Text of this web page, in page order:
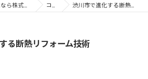
群馬のリフォームなら株式会社建築工房アイ コラム 渋川市で進化する断熱リフォーム技術
る断熱リフォーム技術